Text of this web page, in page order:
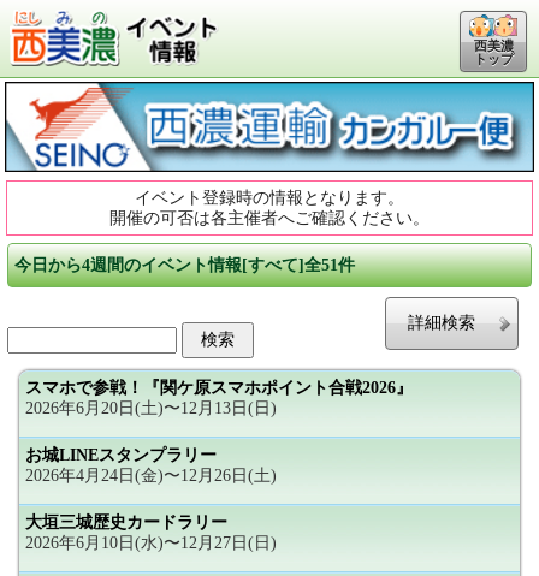
西美濃
トップ
イベント登録時の情報となります。
開催の可否は各主催者へご確認ください。
今日から4週間のイベント情報[すべて]全51件
詳細検索
スマホで参戦！『関ケ原スマホポイント合戦2026』
2026年6月20日(土)〜12月13日(日)
お城LINEスタンプラリー
2026年4月24日(金)〜12月26日(土)
大垣三城歴史カードラリー
2026年6月10日(水)〜12月27日(日)